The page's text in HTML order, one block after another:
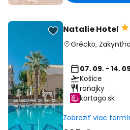
Natalie Hotel
Grécko,
07. 09. - 14.
Košice
raňajky
kartago.sk
Zobraziť viac